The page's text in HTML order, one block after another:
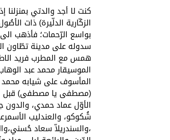
كنت لا أجد والدتي
الزكّارية الدلّيرة) ذات
بواسع الرّحمات؛ فأذهب
سدوله على مدينة تطّاون
همس مع المطرب فريد
الموسيقار محمد عبد
المأسوف على شيابه محمد
(مصطفى يا مصطفى) قبل
الأوّل عماد حمدي،
شُكوكو، والعندليب
،والسندريلاّ سعاد